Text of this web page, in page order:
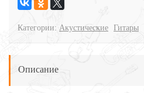
Категории: Акустические Гитары
Описание